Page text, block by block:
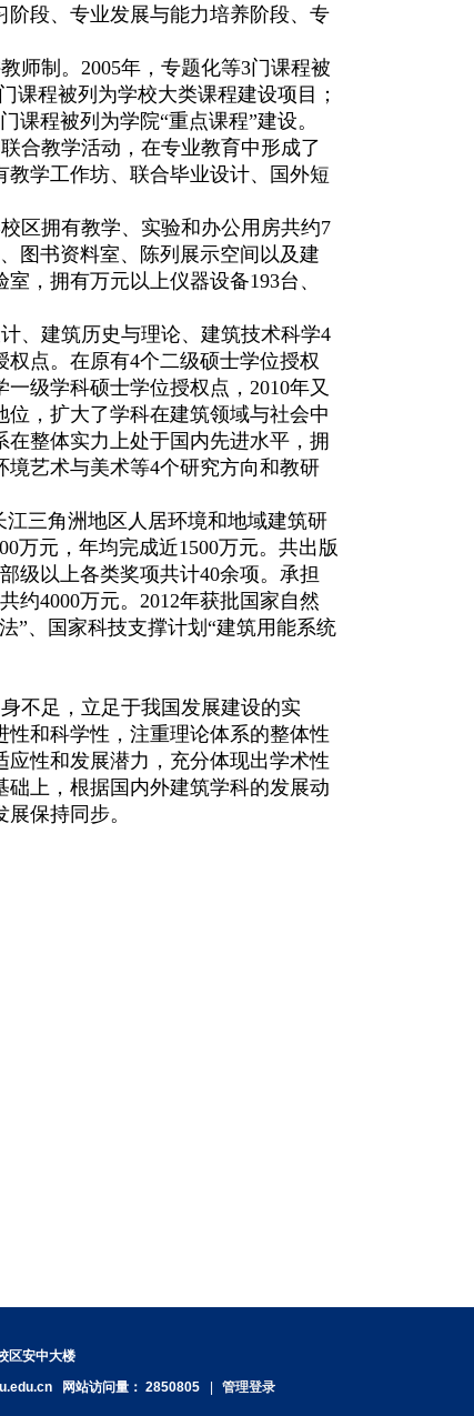
段、专业发展与能力培养阶段、专
师制。2005年，专题化等3门课程被
课程被列为学校大类课程建设项目；
课程被列为学院“重点课程”建设。
合教学活动，在专业教育中形成了
学工作坊、联合毕业设计、国外短
区拥有教学、实验和办公用房共约7
图书资料室、陈列展示空间以及建
，拥有万元以上仪器设备193台、
、建筑历史与理论、建筑技术科学4
点。在原有4个二级硕士学位授权
级学科硕士学位授权点，2010年又
，扩大了学科在建筑领域与社会中
在整体实力上处于国内先进水平，拥
艺术与美术等4个研究方向和教研
三角洲地区人居环境和地域建筑研
万元，年均完成近1500万元。共出版
级以上各类奖项共计40余项。承担
约4000万元。 2012年获批国家自然
”、
国家科技支撑计划 “建筑用能系统
不足，立足于我国发展建设的实
和科学性，注重理论体系的整体性
性和发展潜力，充分体现出学术性
上，根据国内外建筑学科的发展动
保持同步。
区安中大楼
网站访问量： 2850805 管理登录